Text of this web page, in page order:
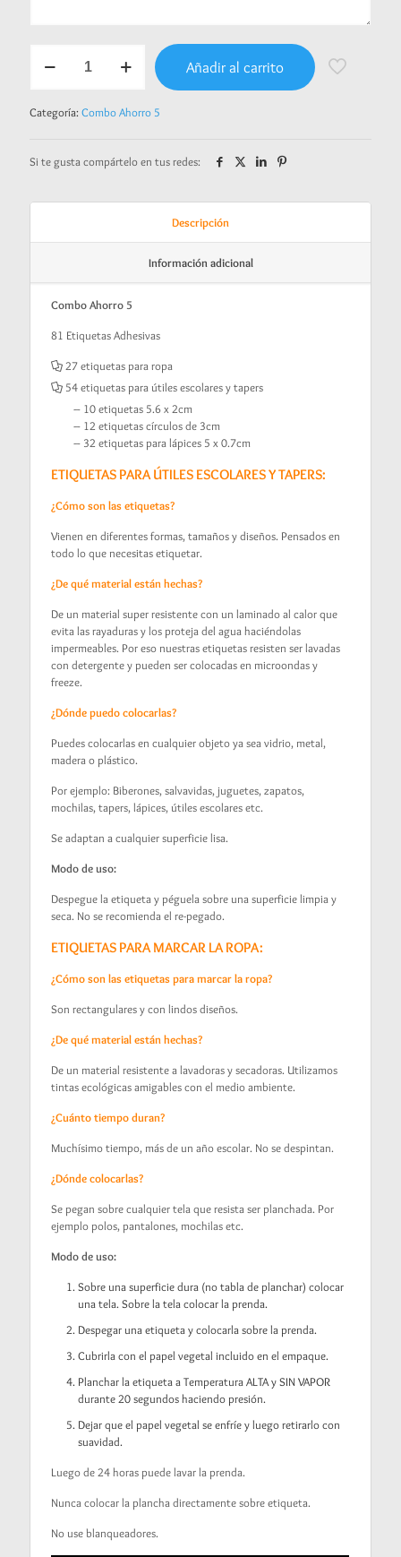
Ahorro
Cute
Añadir al carrito
Categoría: Combo Ahorro 5
Si te gusta compártelo en tus redes:
Descripción
Información adicional
Combo Ahorro 5
81 Etiquetas Adhesivas
27 etiquetas para ropa
54 etiquetas para útiles escolares y tapers
– 10 etiquetas 5.6 x 2cm
– 12 etiquetas círculos de 3cm
– 32 etiquetas para lápices 5 x 0.7cm
ETIQUETAS PARA ÚTILES ESCOLARES Y TAPERS:
¿Cómo son las etiquetas?
Vienen en diferentes formas, tamaños y diseños. Pensados en
todo lo que necesitas etiquetar.
¿De qué material están hechas?
De un material super resistente con un laminado al calor que
evita las rayaduras y los proteja del agua haciéndolas
impermeables. Por eso nuestras etiquetas resisten ser lavadas
con detergente y pueden ser colocadas en microondas y
freeze.
¿Dónde puedo colocarlas?
Puedes colocarlas en cualquier objeto ya sea vidrio, metal,
madera o plástico.
Por ejemplo: Biberones, salvavidas, juguetes, zapatos,
mochilas, tapers, lápices, útiles escolares etc.
Se adaptan a cualquier superficie lisa.
Modo de uso:
Despegue la etiqueta y péguela sobre una superficie limpia y
seca. No se recomienda el re-pegado.
ETIQUETAS PARA MARCAR LA ROPA:
¿Cómo son las etiquetas para marcar la ropa?
Son rectangulares y con lindos diseños.
¿De qué material están hechas?
De un material resistente a lavadoras y secadoras. Utilizamos
tintas ecológicas amigables con el medio ambiente.
¿Cuánto tiempo duran?
Muchísimo tiempo, más de un año escolar. No se despintan.
¿Dónde colocarlas?
Se pegan sobre cualquier tela que resista ser planchada. Por
ejemplo polos, pantalones, mochilas etc.
Modo de uso:
Sobre una superficie dura (no tabla de planchar) colocar
una tela. Sobre la tela colocar la prenda.
Despegar una etiqueta y colocarla sobre la prenda.
Cubrirla con el papel vegetal incluido en el empaque.
Planchar la etiqueta a Temperatura ALTA y SIN VAPOR
durante 20 segundos haciendo presión.
Dejar que el papel vegetal se enfríe y luego retirarlo con
suavidad.
Luego de 24 horas puede lavar la prenda.
Nunca colocar la plancha directamente sobre etiqueta.
No use blanqueadores.